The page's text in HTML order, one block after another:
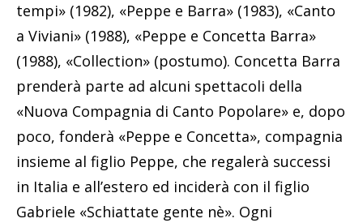
tempi» (1982), «Peppe e Barra» (1983), «Canto
a Viviani» (1988), «Peppe e Concetta Barra»
(1988), «Collection» (postumo). Concetta Barra
prenderà parte ad alcuni spettacoli della
«Nuova Compagnia di Canto Popolare» e, dopo
poco, fonderà «Peppe e Concetta», compagnia
insieme al figlio Peppe, che regalerà successi
in Italia e all’estero ed inciderà con il figlio
Gabriele «Schiattate gente nè». Ogni